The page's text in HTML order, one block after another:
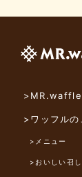
>MR.waffle
>ワッフルの
>メニュー
>おいしい召